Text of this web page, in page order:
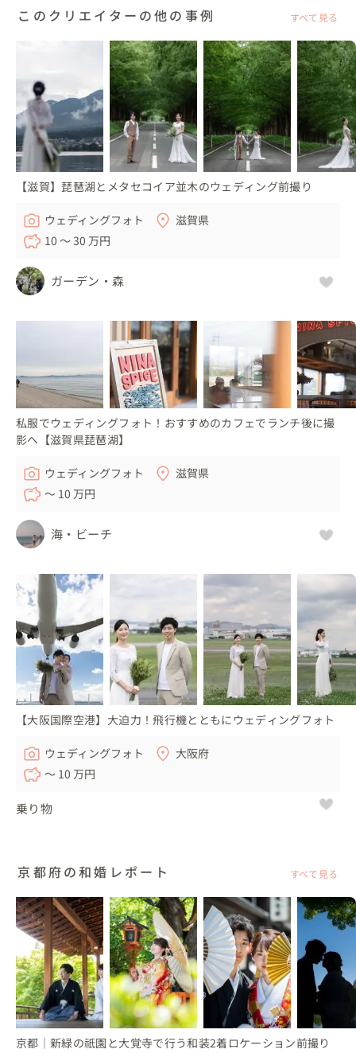
このクリエイターの他の事例 すべて見る
【滋賀】琵琶湖とメタセコイア並木のウェディング前撮り
ウェディングフォト
滋賀県
10 〜 30 万円
ガーデン・森
私服でウェディングフォト！おすすめのカフェでランチ後に撮
影へ【滋賀県琵琶湖】
ウェディングフォト
滋賀県
〜 10 万円
海・ビーチ
【大阪国際空港】大迫力！飛行機とともにウェディングフォト
ウェディングフォト
大阪府
〜 10 万円
乗り物
京都府の和婚レポート すべて見る
京都｜新緑の祇園と大覚寺で行う和装2着ロケーション前撮り